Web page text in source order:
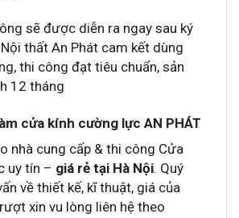
sẽ được diễn ra ngay sau ký
thất An Phát cam kết dùng
thi công đạt tiêu chuẩn, sản
12 tháng
cửa kính cường lực AN PHÁT
nhà cung cấp & thi công Cửa
uy tín – giá rẻ tại Hà Nội. Quý
về thiết kế, kĩ thuật, giá của
xin vu lòng liên hệ theo